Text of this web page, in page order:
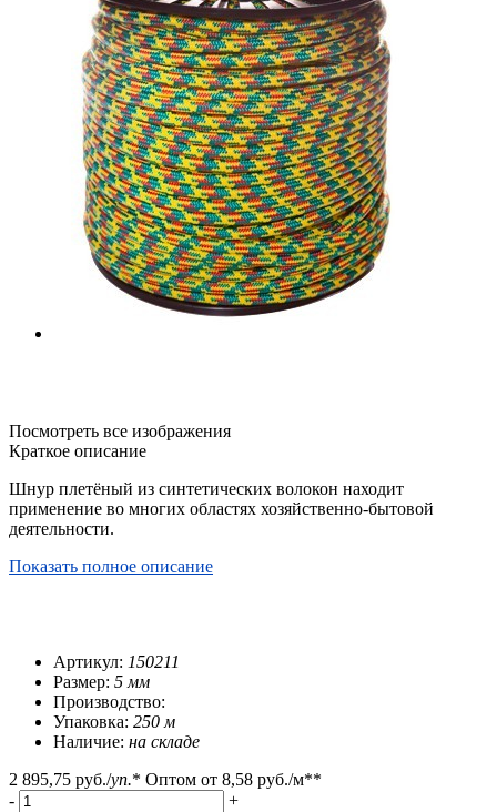
Посмотреть все изображения
Краткое описание
Шнур плетёный из синтетических волокон находит
применение во многих областях хозяйственно-бытовой
деятельности.
Показать полное описание
Артикул: 150211
Размер: 5 мм
Производство:
Упаковка: 250 м
Наличие: на складе
2 895,75 руб./уп.* Оптом от 8,58 руб./м**
-
+